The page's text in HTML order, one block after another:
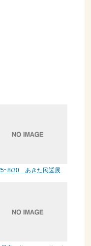
5~8/30 あきた民謡展